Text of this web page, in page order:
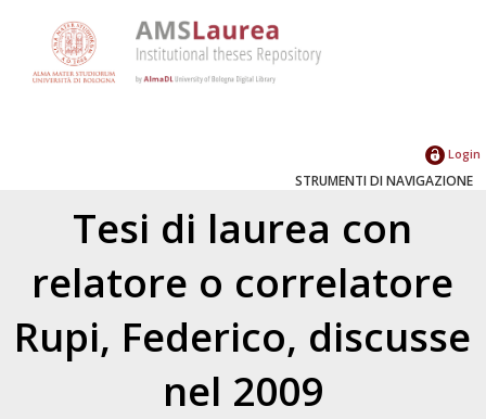
Login
STRUMENTI DI NAVIGAZIONE
Tesi di laurea con
relatore o correlatore
Rupi, Federico, discusse
nel 2009